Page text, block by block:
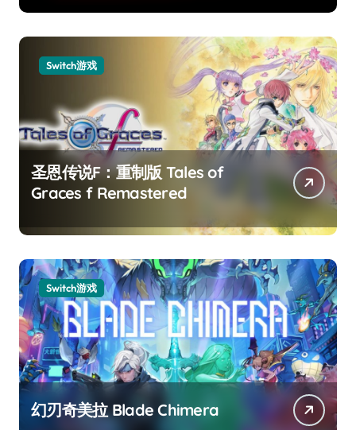
Switch游戏
圣恩传说F：重制版 Tales of
Graces f Remastered
Switch游戏
幻刃奇美拉 Blade Chimera